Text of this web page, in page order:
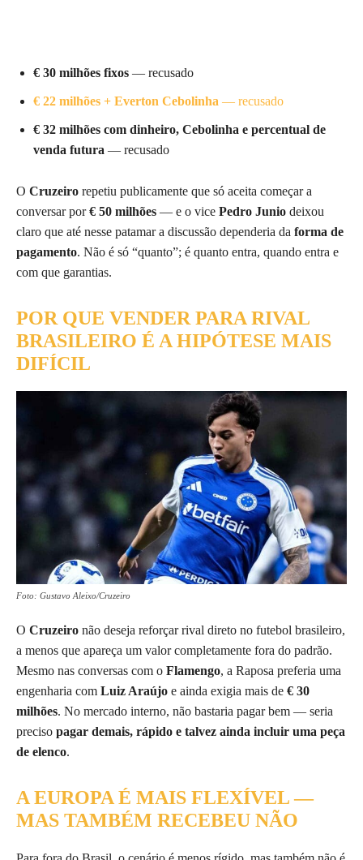
€ 30 milhões fixos — recusado
€ 22 milhões + Everton Cebolinha — recusado
€ 32 milhões com dinheiro, Cebolinha e percentual de
venda futura — recusado
O Cruzeiro repetiu publicamente que só aceita começar a
conversar por€ 50 milhões — e o vice Pedro Junio deixou
claro que até nesse patamar a discussão dependeria da forma de
pagamento. Não é só “quanto”; é quanto entra, quando entra e
com que garantias.
POR QUE VENDER PARA RIVAL
BRASILEIRO É A HIPÓTESE MAIS
DIFÍCIL
Foto: Gustavo Aleixo/Cruzeiro
O Cruzeiro não deseja reforçar rival direto no futebol brasileiro,
a menos que apareça um valor completamente fora do padrão.
Mesmo nas conversas com o Flamengo, a Raposa preferia uma
engenharia com Luiz Araújo e ainda exigia mais de € 30
milhões. No mercado interno, não bastaria pagar bem — seria
preciso pagar demais, rápido e talvez ainda incluir uma peça
de elenco.
A EUROPA É MAIS FLEXÍVEL —
MAS TAMBÉM RECEBEU NÃO